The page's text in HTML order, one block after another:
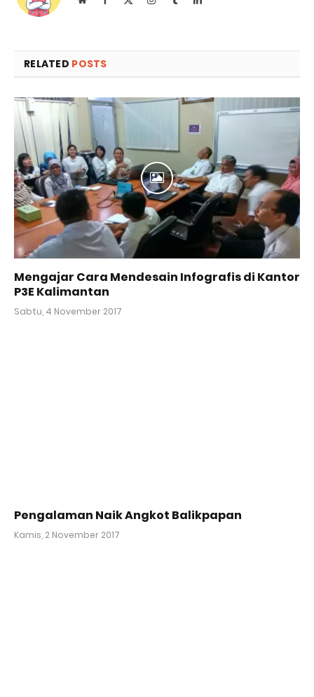
RELATED POSTS
Mengajar Cara Mendesain Infografis di Kantor
P3E Kalimantan
Sabtu, 4 November 2017
Pengalaman Naik Angkot Balikpapan
Kamis, 2 November 2017